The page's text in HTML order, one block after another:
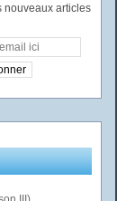
nouveaux articles